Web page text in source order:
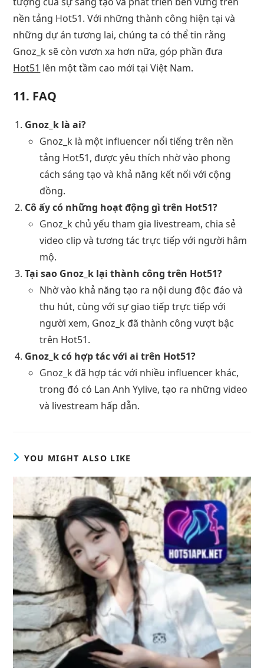
nền tảng Hot51. Với những thành công hiện tại và
những dự án tương lai, chúng ta có thể tin rằng
Gnoz_k sẽ còn vươn xa hơn nữa, góp phần đưa
Hot51 lên một tầm cao mới tại Việt Nam.
11. FAQ
Gnoz_k là ai?
Gnoz_k là một influencer nổi tiếng trên nền
tảng Hot51, được yêu thích nhờ vào phong
cách sáng tạo và khả năng kết nối với cộng
đồng.
Cô ấy có những hoạt động gì trên Hot51?
Gnoz_k chủ yếu tham gia livestream, chia sẻ
video clip và tương tác trực tiếp với người hâm
mộ.
Tại sao Gnoz_k lại thành công trên Hot51?
Nhờ vào khả năng tạo ra nội dung độc đáo và
thu hút, cùng với sự giao tiếp trực tiếp với
người xem, Gnoz_k đã thành công vượt bậc
trên Hot51.
Gnoz_k có hợp tác với ai trên Hot51?
Gnoz_k đã hợp tác với nhiều influencer khác,
trong đó có Lan Anh Yylive, tạo ra những video
và livestream hấp dẫn.
YOU MIGHT ALSO LIKE